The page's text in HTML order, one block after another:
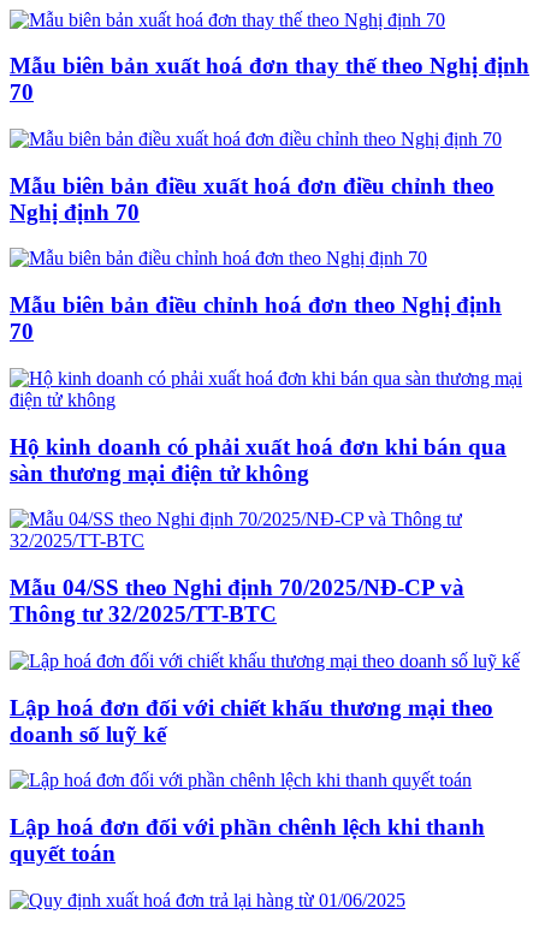
Mẫu biên bản xuất hoá đơn thay thế theo Nghị định
70
Mẫu biên bản điều xuất hoá đơn điều chỉnh theo
Nghị định 70
Mẫu biên bản điều chỉnh hoá đơn theo Nghị định
70
Hộ kinh doanh có phải xuất hoá đơn khi bán qua
sàn thương mại điện tử không
Mẫu 04/SS theo Nghi định 70/2025/NĐ-CP và
Thông tư 32/2025/TT-BTC
Lập hoá đơn đối với chiết khấu thương mại theo
doanh số luỹ kế
Lập hoá đơn đối với phần chênh lệch khi thanh
quyết toán